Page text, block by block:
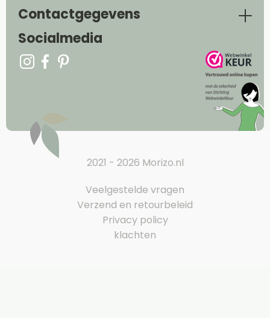
Contactgegevens
Socialmedia
2021 - 2026 Morizo.nl
Veelgestelde vragen
Verzend en retourbeleid
Privacy policy
klachten